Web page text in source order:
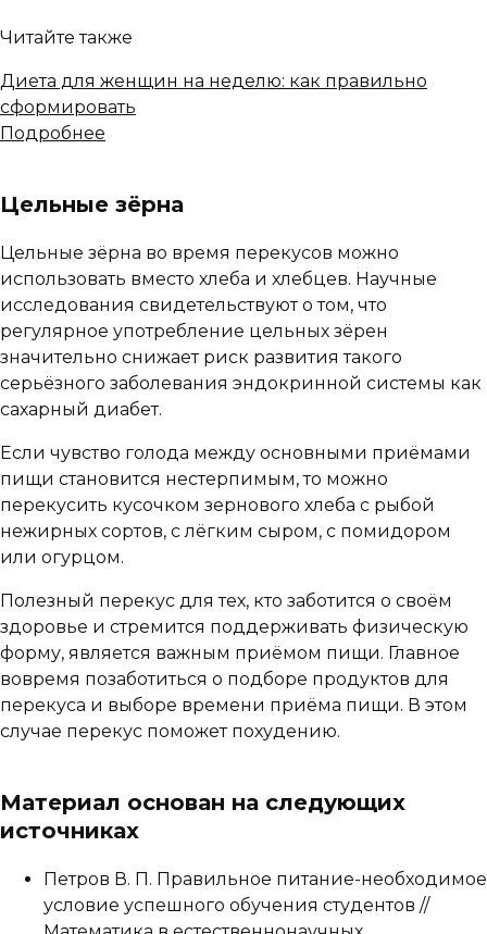
Читайте также
Диета для женщин на неделю: как правильно
сформировать
Подробнее
Цельные зёрна
Цельные зёрна во время перекусов можно
использовать вместо хлеба и хлебцев. Научные
исследования свидетельствуют о том, что
регулярное употребление цельных зёрен
значительно снижает риск развития такого
серьёзного заболевания эндокринной системы как
сахарный диабет.
Если чувство голода между основными приёмами
пищи становится нестерпимым, то можно
перекусить кусочком зернового хлеба с рыбой
нежирных сортов, с лёгким сыром, с помидором
или огурцом.
Полезный перекус для тех, кто заботится о своём
здоровье и стремится поддерживать физическую
форму, является важным приёмом пищи. Главное
вовремя позаботиться о подборе продуктов для
перекуса и выборе времени приёма пищи. В этом
случае перекус поможет похудению.
Материал основан на следующих
источниках
Петров В. П. Правильное питание-необходимое
условие успешного обучения студентов //